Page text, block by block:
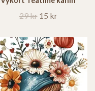
29 kr 15 kr